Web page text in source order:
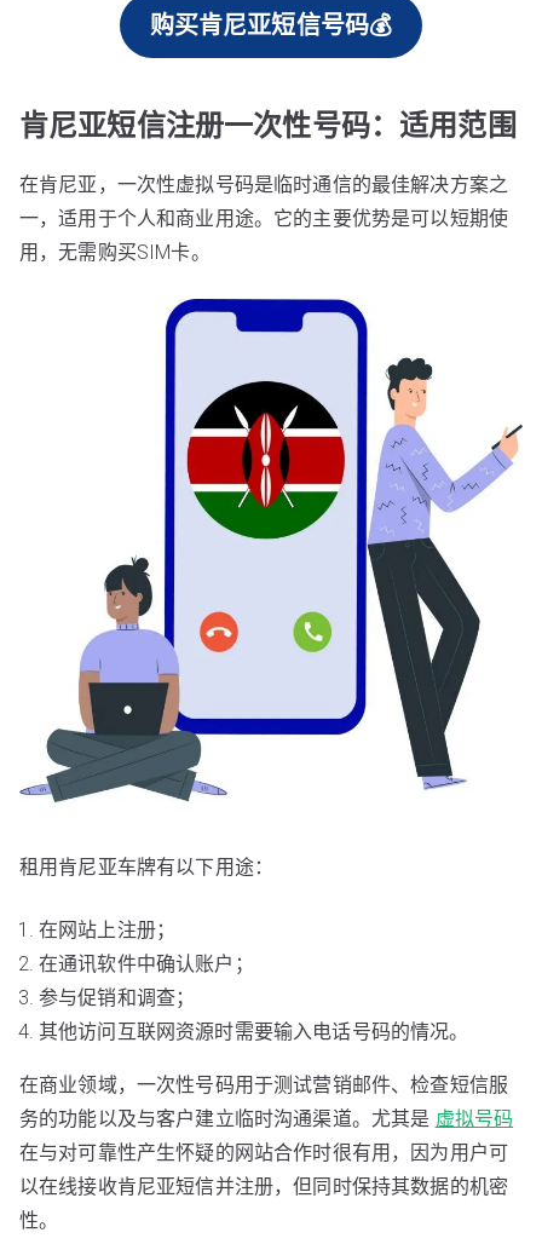
购买肯尼亚短信号码💰
肯尼亚短信注册一次性号码：适用范围
在肯尼亚，一次性虚拟号码是临时通信的最佳解决方案之
一，适用于个人和商业用途。它的主要优势是可以短期使
用，无需购买SIM卡。
租用肯尼亚车牌有以下用途：
在网站上注册；
在通讯软件中确认账户；
参与促销和调查；
其他访问互联网资源时需要输入电话号码的情况。
在商业领域，一次性号码用于测试营销邮件、检查短信服
务的功能以及与客户建立临时沟通渠道。尤其是 虚拟号码
在与对可靠性产生怀疑的网站合作时很有用，因为用户可
以在线接收肯尼亚短信并注册，但同时保持其数据的机密
性。